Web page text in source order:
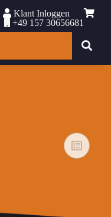
+49 157 30656681
Klant Inloggen